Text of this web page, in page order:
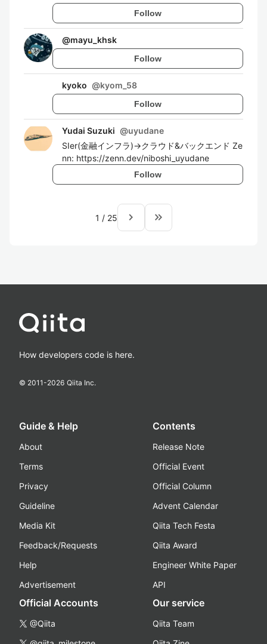
Follow
@mayu_khsk
Follow
kyoko @kyom_58
Follow
Yudai Suzuki @uyudane
SIer(金融インフラ)→クラウド&バックエンド Ze
nn: https://zenn.dev/niboshi_uyudane
Follow
1 / 25 navigate_next keyboard_double_arrow_right
How developers code is here.
© 2011-2026 Qiita Inc.
Guide & Help
About
Terms
Privacy
Guideline
Media Kit
Feedback/Requests
Help
Advertisement
Contents
Release Note
Official Event
Official Column
Advent Calendar
Qiita Tech Festa
Qiita Award
Engineer White Paper
API
Official Accounts
@Qiita
Our service
Qiita Team